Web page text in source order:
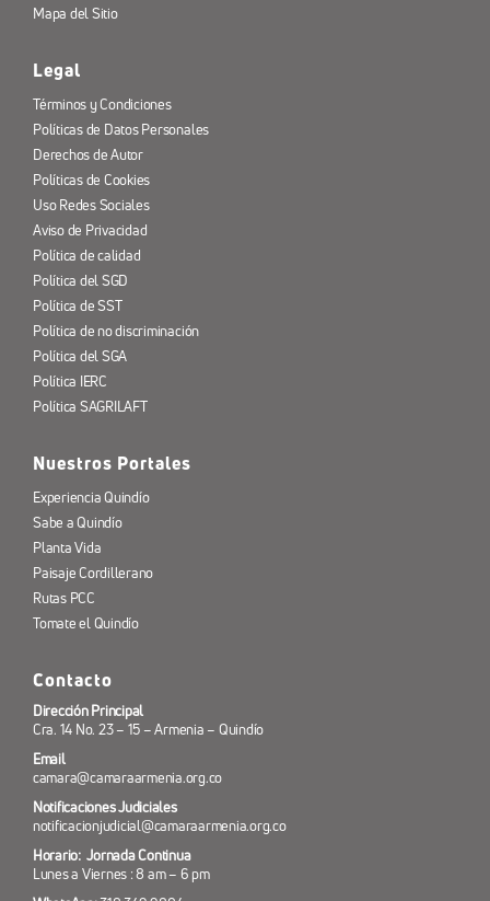
Mapa del Sitio
Legal
Términos y Condiciones
Políticas de Datos Personales
Derechos de Autor
Políticas de Cookies
Uso Redes Sociales
Aviso de Privacidad
Política de calidad
Política del SGD
Política de SST
Política de no discriminación
Política del SGA
Política IERC
Política SAGRILAFT
Nuestros Portales
Experiencia Quindío
Sabe a Quindío
Planta Vida
Paisaje Cordillerano
Rutas PCC
Tomate el Quindío
Contacto
Dirección Principal
Cra. 14 No. 23 – 15 – Armenia – Quindío
Email
camara@camaraarmenia.org.co
Notificaciones Judiciales
notificacionjudicial@camaraarmenia.org.co
Horario: Jornada Continua
Lunes a Viernes : 8 am – 6 pm